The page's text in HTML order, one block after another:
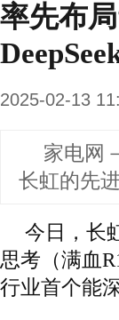
率先布
2025-02-13
家电网
长虹的先
今日，长
思考（满血
行业首个能